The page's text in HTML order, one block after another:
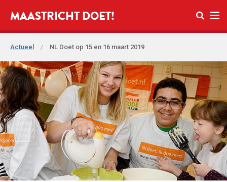
Open
MAASTRICHT DOET!
Actueel / NL Doet op 15 en 16 maart 2019